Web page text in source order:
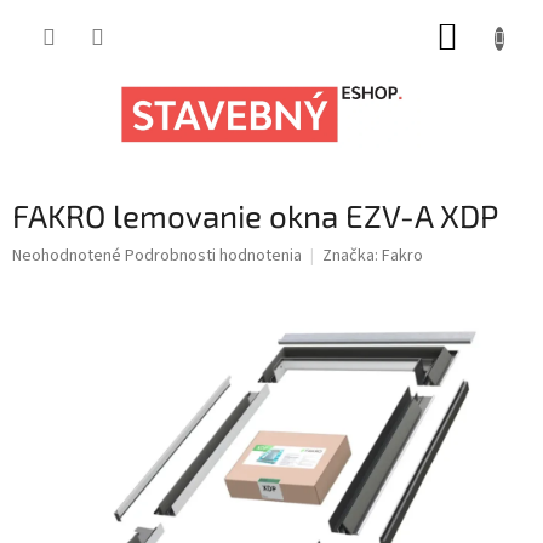
FAKRO lemovanie okna EZV-A XDP
Priemerné
Neohodnotené Podrobnosti hodnotenia Značka: Fakro